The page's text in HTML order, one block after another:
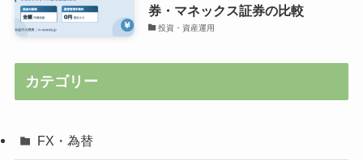
券・マネックス証券の比較
投資・資産運用
カテゴリー
FX・為替